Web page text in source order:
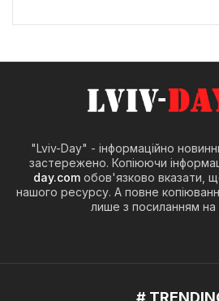
"Lviv-Day" - інформаційно
застережено. Копіюючи
day.com обов'язково вказати,
нашого ресурсу. А повне
лише з посиланням на
#